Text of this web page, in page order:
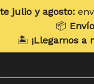
envíos locales y
Envío gratuito en
a más hogares!